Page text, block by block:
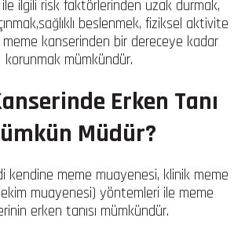
ilgili risk faktörlerinden uzak durmak,
beslenmek, fiziksel aktivite
kanserinden bir dereceye kadar
korunmak mümkündür.
Erken Tanı
Müdür?
kendine meme muayenesi, klinik meme
muayenesi) yöntemleri ile meme
erken tanısı mümkündür.